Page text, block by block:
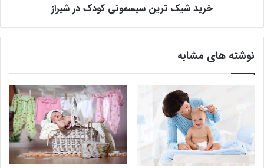
خرید شیک ترین سیسمونی کودک در شیراز
نوشته های مشابه